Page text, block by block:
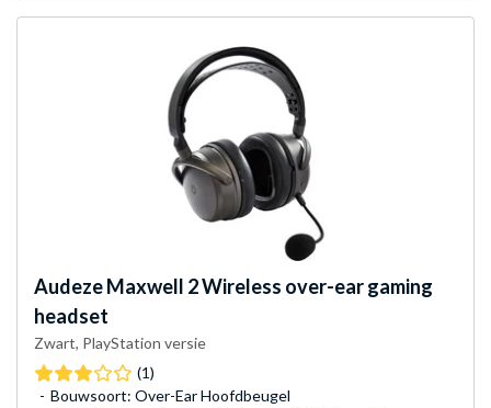
AudezeMaxwell 2 Wireless over-ear gaming
headset
Zwart, PlayStation versie
(1)
Bouwsoort: Over-Ear Hoofdbeugel